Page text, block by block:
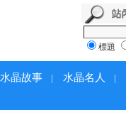
標題
水晶故事 | 水晶名人 |